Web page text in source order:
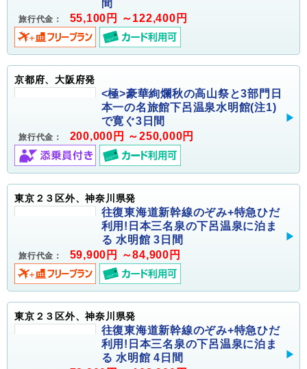
間
旅行代金： 55,100円 ～122,400円
京都府、大阪府発
<極>豪華絢爛秋の高山祭と3部門日
本一の名旅館下呂温泉水明館(注1)
で寛ぐ3日間
旅行代金： 200,000円 ～250,000円
東京２３区外、神奈川県発
往復東海道新幹線のぞみ+特急ひだ
利用!日本三名泉の下呂温泉に泊ま
る 水明館 3日間
旅行代金： 59,900円 ～84,900円
東京２３区外、神奈川県発
往復東海道新幹線のぞみ+特急ひだ
利用!日本三名泉の下呂温泉に泊ま
る 水明館 4日間